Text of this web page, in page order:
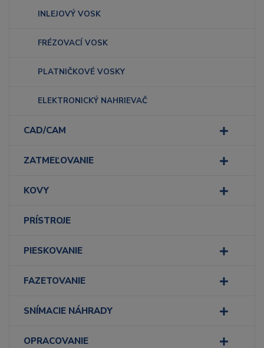
INLEJOVÝ VOSK
FRÉZOVACÍ VOSK
PLATNIČKOVÉ VOSKY
ELEKTRONICKÝ NAHRIEVAČ
CAD/CAM
ZATMEĽOVANIE
KOVY
PRÍSTROJE
PIESKOVANIE
FAZETOVANIE
SNÍMACIE NÁHRADY
OPRACOVANIE